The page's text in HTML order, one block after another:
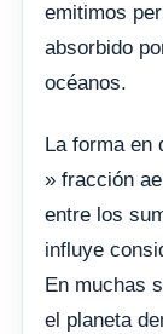
emitimos
absorbido
océanos.
La forma en
» fracción
entre los
influye
En muchas
el planeta